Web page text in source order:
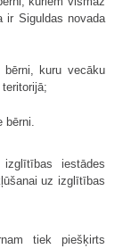
ir Siguldas novada
bērni, kuru vecāku
bērni.
iestādes
uz izglītības
tiek piešķirts